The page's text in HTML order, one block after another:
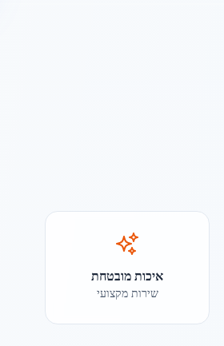
איכות מובטחת
שירות מקצועי